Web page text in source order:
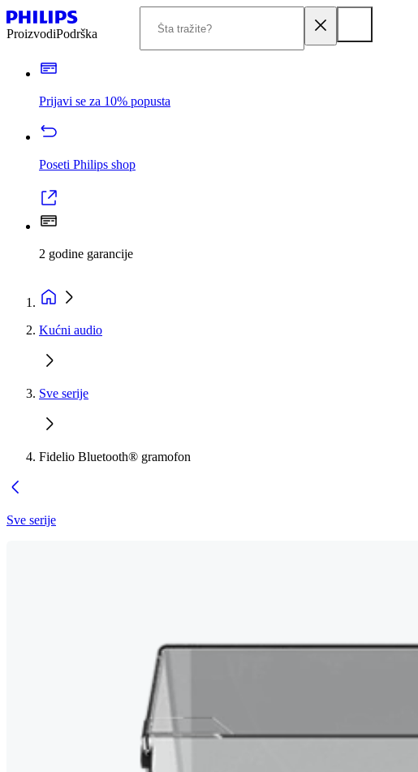
ProizvodiPodrška
Prijavi se za 10% popusta
Poseti Philips shop
2 godine garancije
Kućni audio
Sve serije
Fidelio Bluetooth® gramofon
Sve serije